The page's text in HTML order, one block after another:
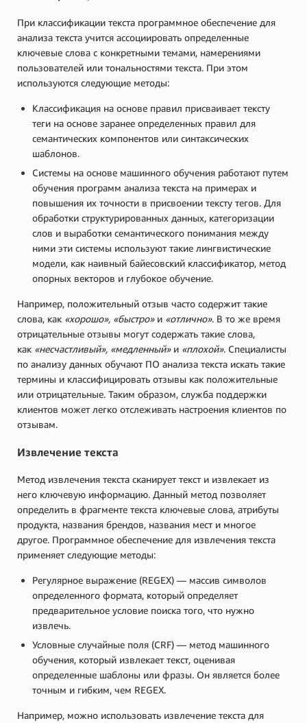
При классификации текста программное обеспечение для
анализа текста учится ассоциировать определенные
ключевые слова с конкретными темами, намерениями
пользователей или тональностями текста. При этом
используются следующие методы:
Классификация на основе правил присваивает тексту
теги на основе заранее определенных правил для
семантических компонентов или синтаксических
шаблонов.
Системы на основе машинного обучения работают путем
обучения программ анализа текста на примерах и
повышения их точности в присвоении тексту тегов. Для
обработки структурированных данных, категоризации
слов и выработки семантического понимания между
ними эти системы используют такие лингвистические
модели, как наивный байесовский классификатор, метод
опорных векторов и глубокое обучение.
Например, положительный отзыв часто содержит такие
слова, как «хорошо», «быстро»и «отлично». В то же время
отрицательные отзывы могут содержать такие слова,
как «несчастливый», «медленный»и «плохой». Специалисты
по анализу данных обучают ПО анализа текста искать такие
термины и классифицировать отзывы как положительные
или отрицательные. Таким образом, служба поддержки
клиентов может легко отслеживать настроения клиентов по
отзывам.
Извлечение текста
Метод извлечения текста сканирует текст и извлекает из
него ключевую информацию. Данный метод позволяет
определить в фрагменте текста ключевые слова, атрибуты
продукта, названия брендов, названия мест и многое
другое. Программное обеспечение для извлечения текста
применяет следующие методы:
Регулярное выражение (REGEX) — массив символов
определенного формата, который определяет
предварительное условие поиска того, что нужно
извлечь.
Условные случайные поля (CRF) — метод машинного
обучения, который извлекает текст, оценивая
определенные шаблоны или фразы. Он является более
точным и гибким, чем REGEX.
Например, можно использовать извлечение текста для